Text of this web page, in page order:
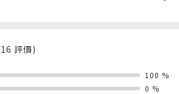
評價)
100 %
0 %